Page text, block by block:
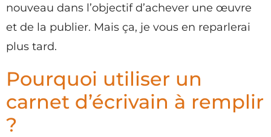
nouveau dans l’objectif d’achever une œuvre
et de la publier. Mais ça, je vous en reparlerai
plus tard.
Pourquoi utiliser un
carnet d’écrivain à remplir
?